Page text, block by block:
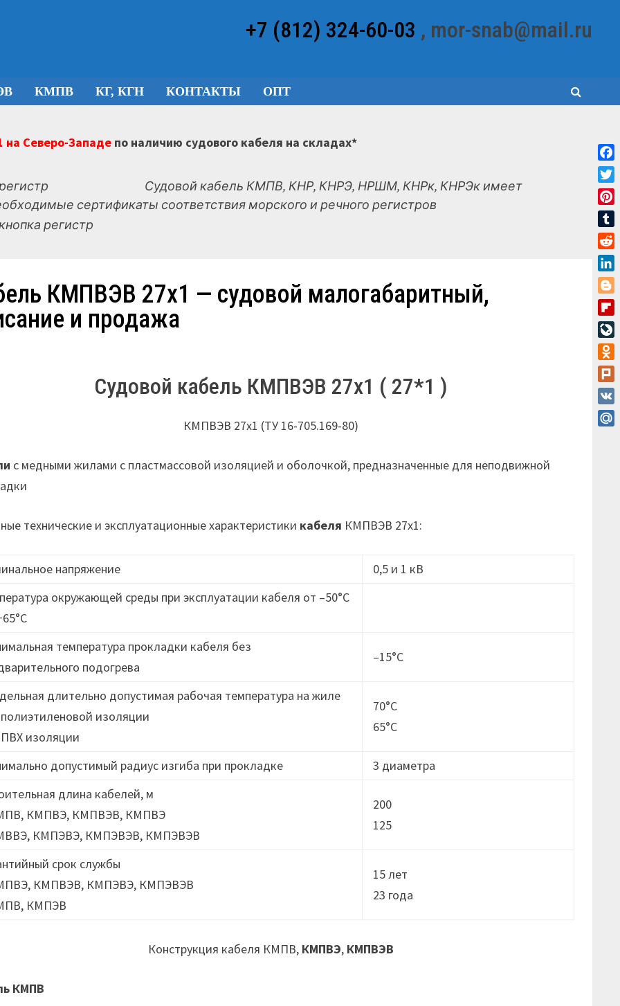
+7 (812) 324-60-03 , mor-snab@mail.ru
КМПВ КГ, КГН КОНТАКТЫ ОПТ
Северо-Западепо наличию судового кабеля на складах*
Судовой кабель КМПВ, КНР, КНРЭ, НРШМ, КНРк, КНРЭк имеет
сертификаты соответствия морского и речного регистров
КМПВЭВ 27х1 — судовой малогабаритный,
и продажа
Судовой кабель КМПВЭВ 27х1 ( 27*1 )
КМПВЭВ 27х1 (ТУ 16-705.169-80)
с медными жилами с пластмассовой изоляцией и оболочкой, предназначенные для неподвижной
технические и эксплуатационные характеристики кабеля КМПВЭВ 27х1:
напряжение
0,5 и 1 кВ
окружающей среды при эксплуатации кабеля от –50°C
температура прокладки кабеля без
подогрева
–15°C
длительно допустимая рабочая температура на жиле
изоляции
изоляции
70°C
65°C
допустимый радиус изгиба при прокладке
3 диаметра
длина кабелей, м
КМПВЭ, КМПВЭВ, КМПВЭ
КМПЭВЭ, КМПЭВЭВ, КМПЭВЭВ
200
125
срок службы
КМПВЭВ, КМПЭВЭ, КМПЭВЭВ
КМПЭВ
15 лет
23 годa
Конструкция кабеля КМПВ, КМПВЭ, КМПВЭВ
КМПВ
VK